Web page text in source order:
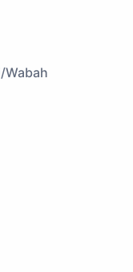
Wabah